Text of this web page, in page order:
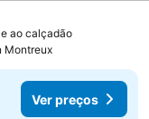
ao calçadão
Montreux
Ver preços